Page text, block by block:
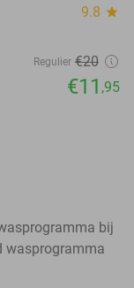
9.8 star
Regulier €20
€11 ,95
bij
wasprogramma